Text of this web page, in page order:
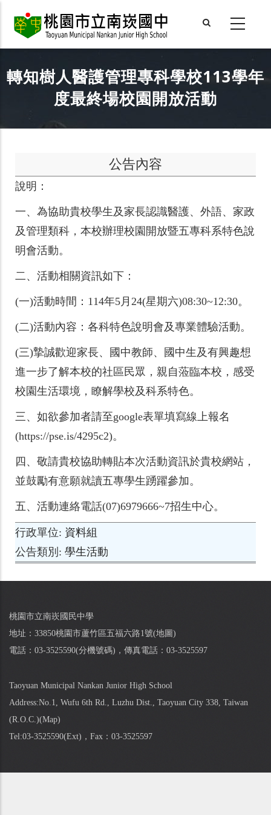
轉知樹人醫護管理專科學校113學年
度最終場校園開放活動
公告內容
說明：
一、 為協助貴校學生及家長認識醫護、外語、家政
及管理類科，本校辦理校園開放暨五專科系特色說
明會活動。
二、 活動相關資訊如下：
(一)活動時間：114年5月24(星期六)08:30~12:30。
(二)活動內容：各科特色說明會及專業體驗活動。
(三)摯誠歡迎家長、國中教師、國中生及有興趣想
進一步了解本校的社區民眾，親自蒞臨本校，感受
校園生活環境，瞭解學校及科系特色。
三、 如欲參加者請至google表單填寫線上報名
(https://pse.is/4295c2)。
四、 敬請貴校協助轉貼本次活動資訊於貴校網站，
並鼓勵有意願就讀五專學生踴躍參加。
五、 活動連絡電話(07)6979666~7招生中心。
行政單位 資料組
公告類別
學生活動
桃園市立南崁國民中學
地址：33850桃園市蘆竹區五福六路1號(地圖)
電話：03-3525590(分機號碼)，傳真電話：03-3525597
Taoyuan Municipal Nankan Junior High School
Address:No.1, Wufu 6th Rd., Luzhu Dist., Taoyuan City 338, Taiwan
(R.O.C.)(Map)
Tel:03-3525590(Ext)，Fax：03-3525597